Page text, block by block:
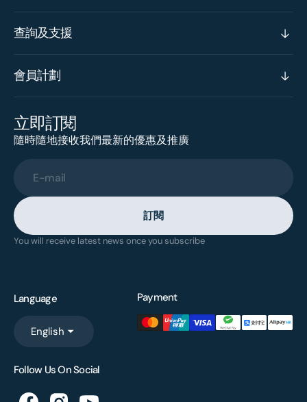
查詢及支援
會員計劃
立即訂閱
隨時隨地接收我們最新的優惠及推廣
E-mail
訂閱
You will receive latest news once you subscribe
Language
English
Payment
Follow Us On Social